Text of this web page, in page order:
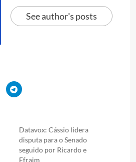
See author's posts
Datavox: Cássio lidera
disputa para o Senado
seguido por Ricardo e
Efraim